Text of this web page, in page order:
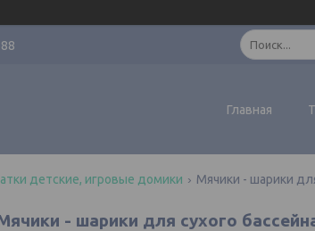
Главная
детские, игровые домики Мячики - шарики
- шарики для сухого